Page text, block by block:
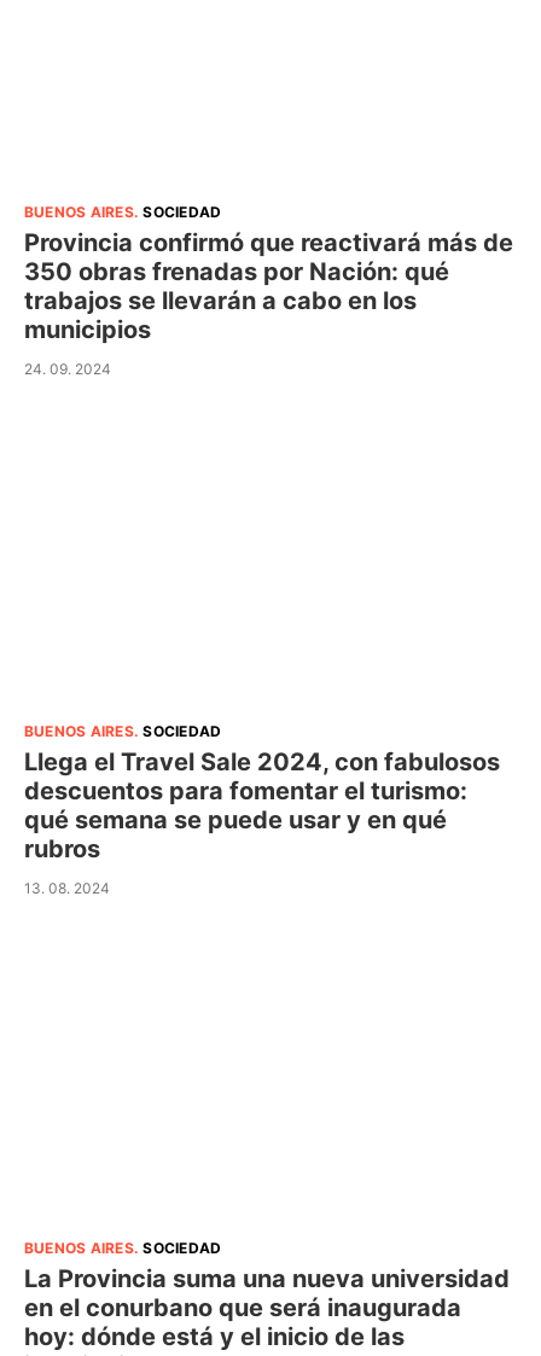
BUENOS AIRES.SOCIEDAD
Provincia confirmó que reactivará más de
350 obras frenadas por Nación: qué
trabajos se llevarán a cabo en los
municipios
24. 09. 2024
BUENOS AIRES.SOCIEDAD
Llega el Travel Sale 2024, con fabulosos
descuentos para fomentar el turismo:
qué semana se puede usar y en qué
rubros
13. 08. 2024
BUENOS AIRES.SOCIEDAD
La Provincia suma una nueva universidad
en el conurbano que será inaugurada
hoy: dónde está y el inicio de las